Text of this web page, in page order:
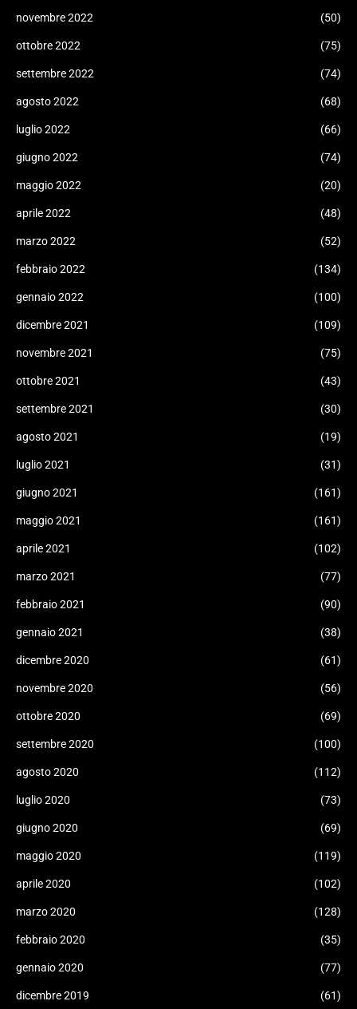
novembre 2022 (50)
ottobre 2022 (75)
settembre 2022 (74)
agosto 2022 (68)
luglio 2022 (66)
giugno 2022 (74)
maggio 2022 (20)
aprile 2022 (48)
marzo 2022 (52)
febbraio 2022 (134)
gennaio 2022 (100)
dicembre 2021 (109)
novembre 2021 (75)
ottobre 2021 (43)
settembre 2021 (30)
agosto 2021 (19)
luglio 2021 (31)
giugno 2021 (161)
maggio 2021 (161)
aprile 2021 (102)
marzo 2021 (77)
febbraio 2021 (90)
gennaio 2021 (38)
dicembre 2020 (61)
novembre 2020 (56)
ottobre 2020 (69)
settembre 2020 (100)
agosto 2020 (112)
luglio 2020 (73)
giugno 2020 (69)
maggio 2020 (119)
aprile 2020 (102)
marzo 2020 (128)
febbraio 2020 (35)
gennaio 2020 (77)
dicembre 2019 (61)